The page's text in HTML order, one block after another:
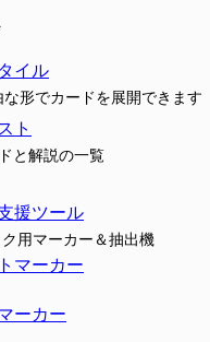
イル
形でカードを展開できます
ト
と解説の一覧
援ツール
用マーカー＆抽出機
マーカー
ーカー